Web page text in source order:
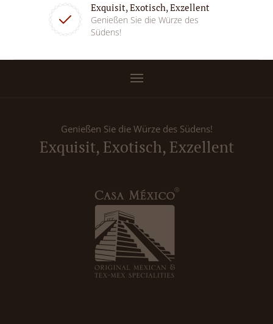
Exquisit, Exotisch, Exzellent
Genießen Sie die Würze des
Südens!
Genießen Sie die Würze des Südens!
Exquisit, Exotisch, Exzellent